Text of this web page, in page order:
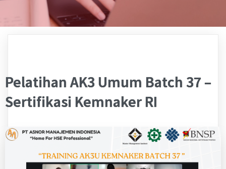
Pelatihan AK3 Umum Batch 37 –
Sertifikasi Kemnaker RI